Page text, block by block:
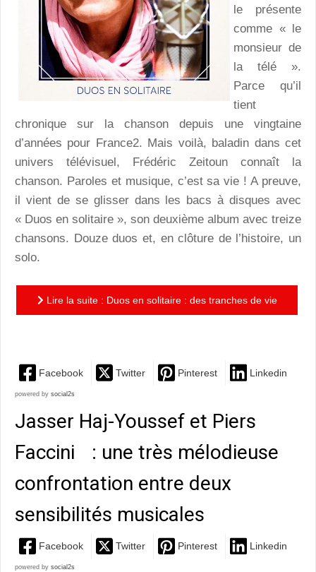
le présente
comme « le
monsieur de
la télé ».
Parce qu’il
tient
chronique sur la chanson depuis une vingtaine
d’années pour France2. Mais voilà, baladin dans cet
univers télévisuel, Frédéric Zeitoun connaît la
chanson. Paroles et musique, c’est sa vie ! A preuve,
il vient de se glisser dans les bacs à disques avec
« Duos en solitaire », son deuxième album avec treize
chansons. Douze duos et, en clôture de l’histoire, un
solo.
Lire la suite : Duos en solitaire : des tranches de vie
Facebook Twitter Pinterest Linkedin
powered by social2s
Jasser Haj-Youssef et Piers
Faccini : une très mélodieuse
confrontation entre deux
sensibilités musicales
Facebook Twitter Pinterest Linkedin
powered by social2s